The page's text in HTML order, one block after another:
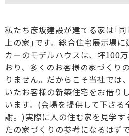
私たち彦坂建設が建てる家は｢
上の家｣です。総合住宅展示場
カーのモデルハウスは、坪100
おり、多くのお客様の家づくり
りません。だからこそ当社では
いたお客様の新築住宅をお借り
います。(会場を提供して下さる
謝。)実際に人の住む家を見学す
たの家づくりの参考になるはずで